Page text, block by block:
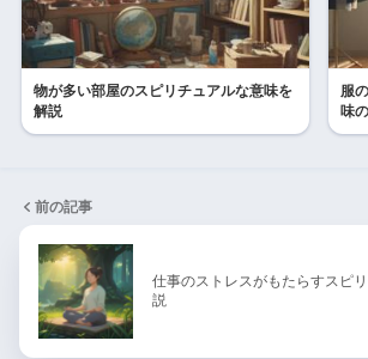
物が多い部屋のスピリチュアルな意味を
解説
服
味
前の記事
仕事のストレスがもたらすスピ
説